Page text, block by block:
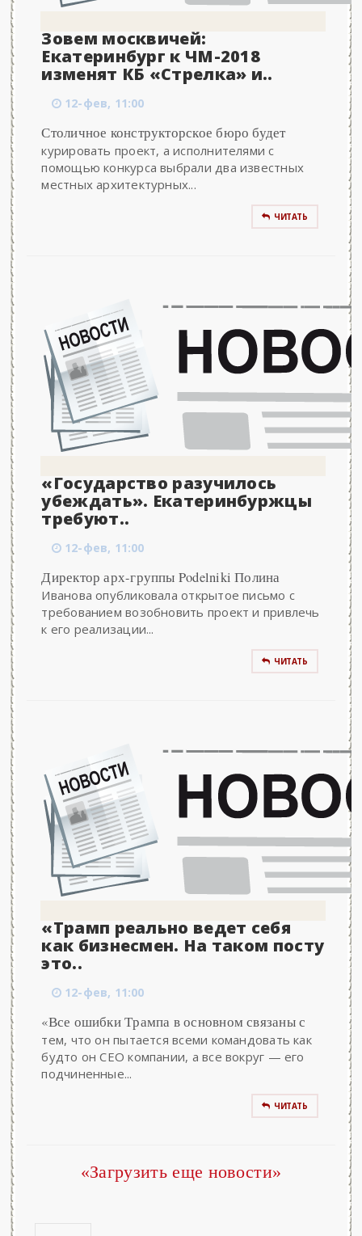
Зовем москвичей:
Екатеринбург к ЧМ-2018
изменят КБ «Стрелка» и..
12-фев, 11:00
Столичное конструкторское бюро будет
курировать проект, а исполнителями с
помощью конкурса выбрали два известных
местных архитектурных...
ЧИТАТЬ
«Государство разучилось
убеждать». Екатеринбуржцы
требуют..
12-фев, 11:00
Директор арх-группы Podelniki Полина
Иванова опубликовала открытое письмо с
требованием возобновить проект и привлечь
к его реализации...
ЧИТАТЬ
«Трамп реально ведет себя
как бизнесмен. На таком посту
это..
12-фев, 11:00
«Все ошибки Трампа в основном связаны с
тем, что он пытается всеми командовать как
будто он CEO компании, а все вокруг — его
подчиненные...
ЧИТАТЬ
«Загрузить еще новости»